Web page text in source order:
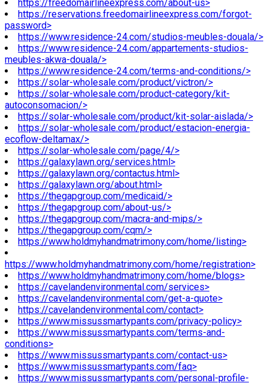
https://freedomairlineexpress.com/about-us>
https://reservations.freedomairlineexpress.com/forgot-
password>
https://www.residence-24.com/studios-meubles-douala/>
https://www.residence-24.com/appartements-studios-
meubles-akwa-douala/>
https://www.residence-24.com/terms-and-conditions/>
https://solar-wholesale.com/product/victron/>
https://solar-wholesale.com/product-category/kit-
autoconsomacion/>
https://solar-wholesale.com/product/kit-solar-aislada/>
https://solar-wholesale.com/product/estacion-energia-
ecoflow-deltamax/>
https://solar-wholesale.com/page/4/>
https://galaxylawn.org/services.html>
https://galaxylawn.org/contactus.html>
https://galaxylawn.org/about.html>
https://thegapgroup.com/medicaid/>
https://thegapgroup.com/about-us/>
https://thegapgroup.com/macra-and-mips/>
https://thegapgroup.com/cqm/>
https://www.holdmyhandmatrimony.com/home/listing>
https://www.holdmyhandmatrimony.com/home/registration>
https://www.holdmyhandmatrimony.com/home/blogs>
https://cavelandenvironmental.com/services>
https://cavelandenvironmental.com/get-a-quote>
https://cavelandenvironmental.com/contact>
https://www.missussmartypants.com/privacy-policy>
https://www.missussmartypants.com/terms-and-
conditions>
https://www.missussmartypants.com/contact-us>
https://www.missussmartypants.com/faq>
https://www.missussmartypants.com/personal-profile-